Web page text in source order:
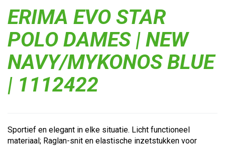
ERIMA EVO STAR
POLO DAMES | NEW
NAVY/MYKONOS BLUE
| 1112422
Sportief en elegant in elke situatie. Licht functioneel
materiaal; Raglan-snit en elastische inzetstukken voor